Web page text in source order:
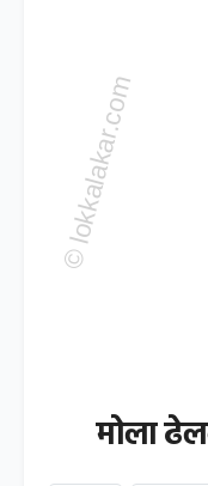
मोला